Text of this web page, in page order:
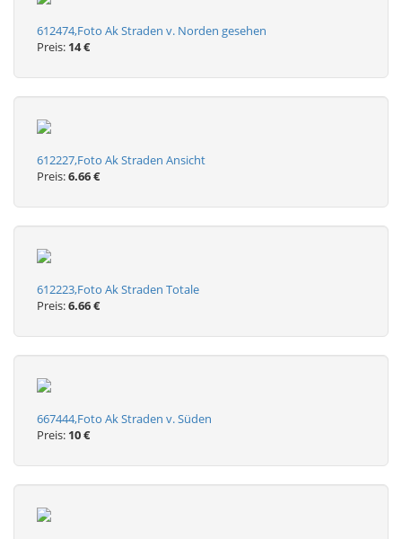
612474,Foto Ak Straden v. Norden gesehen
Preis: 14 €
612227,Foto Ak Straden Ansicht
Preis:6.66 €
612223,Foto Ak Straden Totale
Preis:6.66 €
667444,Foto Ak Straden v. Süden
Preis: 10 €